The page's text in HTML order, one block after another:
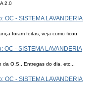
2.0
OC - SISTEMA LAVANDERIA
foram feitas, veja como ficou.
OC - SISTEMA LAVANDERIA
da O.S., Entregas do dia, etc...
OC - SISTEMA LAVANDERIA